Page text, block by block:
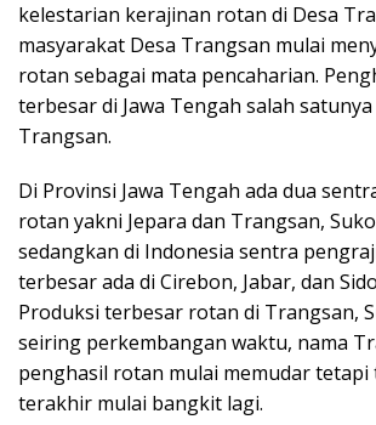
kelestarian kerajinan rotan di Desa
masyarakat Desa Trangsan mulai
rotan sebagai mata pencaharian.
terbesar di Jawa Tengah salah
Trangsan.
Di Provinsi Jawa Tengah ada dua
rotan yakni Jepara dan Trangsan,
sedangkan di Indonesia sentra
terbesar ada di Cirebon, Jabar, dan
Produksi terbesar rotan di Trangsan,
seiring perkembangan waktu, nama
penghasil rotan mulai memudar tetapi
terakhir mulai bangkit lagi.